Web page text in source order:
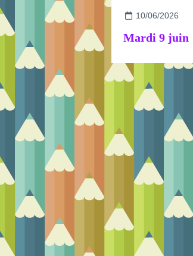
10/06/2026
Mardi 9 juin